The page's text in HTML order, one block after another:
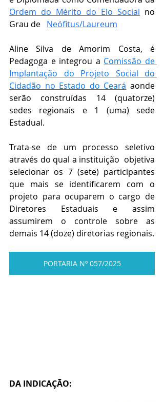
Ordem do Mérito do Elo Social no
Grau de Neófitus/Laureum
Aline Silva de Amorim Costa, é
Pedagoga e integrou a Comissão de
Implantação do Projeto Social do
Cidadão no Estado do Ceará aonde
serão construídas 14 (quatorze)
sedes regionais e 1 (uma) sede
Estadual.
Trata-se de um processo seletivo
através do qual a instituição  objetiva
selecionar os 7 (sete) participantes
que mais se identificarem com o
projeto para ocuparem o cargo de
Diretores Estaduais e assim
assumirem o controle sobre as
demais 14 (doze) diretorias regionais.
PORTARIA Nº 057/2025
DA INDICAÇÃO: